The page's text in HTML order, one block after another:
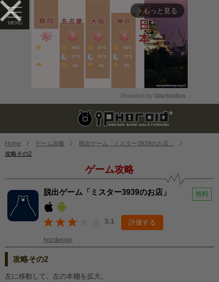
arrow_forward_ios もっと見る
Mute
Powered by GliaStudios
Home ゲーム攻略
脱出ゲーム「ミスター3939のお店」
攻略その2
ゲーム攻略
脱出ゲーム「ミスター3939のお店」 無料
3.1 評価する
hozdesign
攻略その2
左に移動して、左の本棚を拡大。